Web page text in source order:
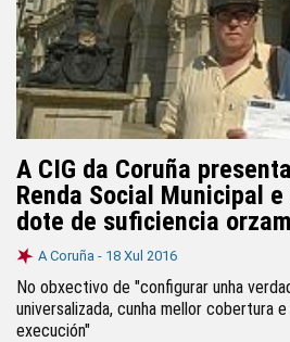
A CIG da Coruña
Renda Social Municipal
dote de suficiencia
A Coruña - 18 Xul 2016
No obxectivo de "configurar unha
universalizada, cunha mellor cobertura
execución"